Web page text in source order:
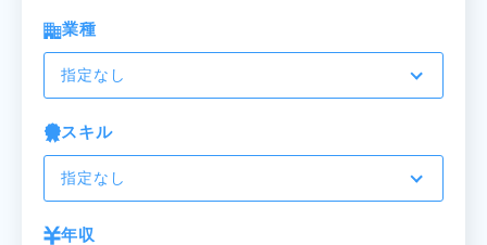
業種
指定なし
スキル
指定なし
年収